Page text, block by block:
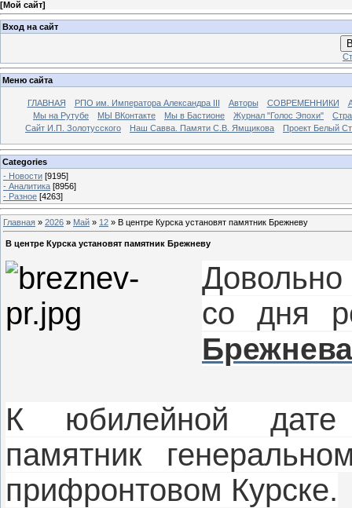
[Мой сайт]
Вход на сайт
Меню сайта
ГЛАВНАЯ РПО им. Императора Александра III Авторы СОВРЕМЕННИКИ
Мы на Рутубе
МЫ ВКонтакте Мы в Бастионе Журнал "Голос Эпохи"
Сайт И.П. Золотусского
Наш Савва. Памяти С.В. Ямщикова Проект Белый
Categories
- Новости [9195]
- Аналитика [8956]
- Разное [4263]
Главная » 2026 » Май » 12 » В центре Курска установят памятник Брежневу
В центре Курска установят памятник Брежневу
со дня
Брежнева
К юбилейной дате
памятник
прифронтовом Курске.